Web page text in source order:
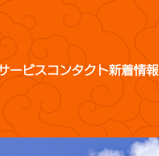
ービスコンタクト新着情報